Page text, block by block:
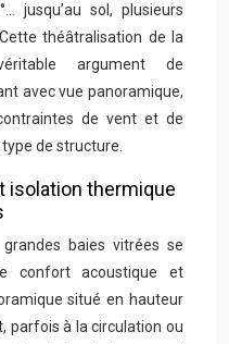
jusqu’au sol, plusieurs
théâtralisation de la
argument de
avec vue panoramique,
de vent et de
de structure.
isolation thermique
baies vitrées se
confort acoustique et
situé en hauteur
parfois à la circulation ou